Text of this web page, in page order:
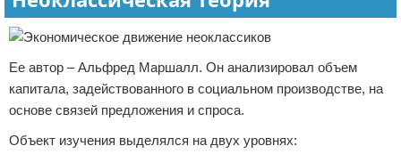
Ее автор – Альфред Маршалл. Он анализировал объем
капитала, задействованного в социальном производстве, на
основе связей предложения и спроса.
Объект изучения выделялся на двух уровнях: